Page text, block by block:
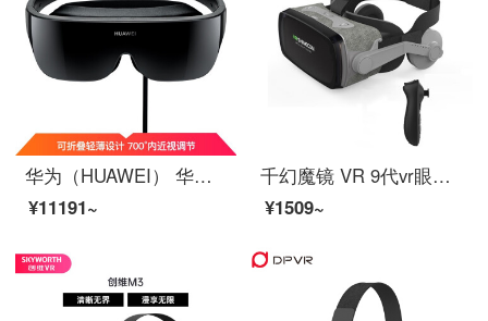
华为（HUAWEI） 华为(HUAWEI）VRGlass VR眼镜CV10 VR Glass
¥11191~
千幻魔镜 VR 9代vr眼镜3D智能虚拟现实ar眼镜家庭影院游戏 蓝光镜片+VR资源+遥控器 适用于4.7-6.7英寸手机屏幕
¥1509~